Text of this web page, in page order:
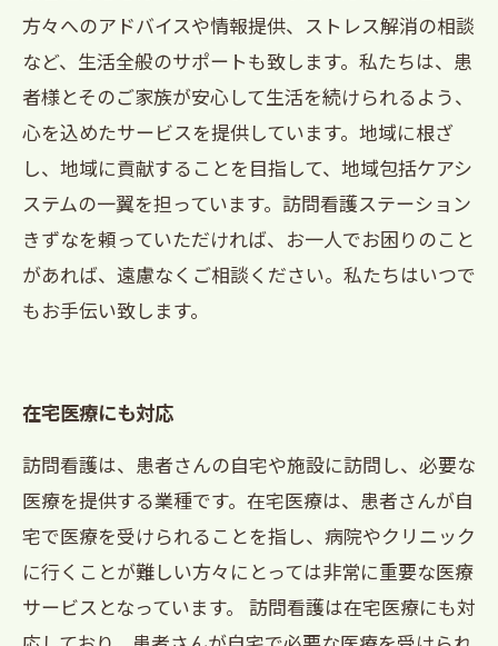
方々へのアドバイスや情報提供、ストレス解消の相談
など、生活全般のサポートも致します。私たちは、患
者様とそのご家族が安心して生活を続けられるよう、
心を込めたサービスを提供しています。地域に根ざ
し、地域に貢献することを目指して、地域包括ケアシ
ステムの一翼を担っています。訪問看護ステーション
きずなを頼っていただければ、お一人でお困りのこと
があれば、遠慮なくご相談ください。私たちはいつで
もお手伝い致します。
在宅医療にも対応
訪問看護は、患者さんの自宅や施設に訪問し、必要な
医療を提供する業種です。在宅医療は、患者さんが自
宅で医療を受けられることを指し、病院やクリニック
に行くことが難しい方々にとっては非常に重要な医療
サービスとなっています。 訪問看護は在宅医療にも対